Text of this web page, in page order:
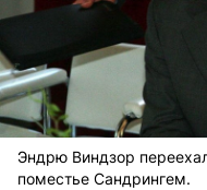
Эндрю Виндзор
поместье Сандрингем.